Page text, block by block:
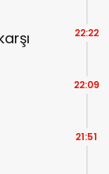
22:22
22:09
21:51